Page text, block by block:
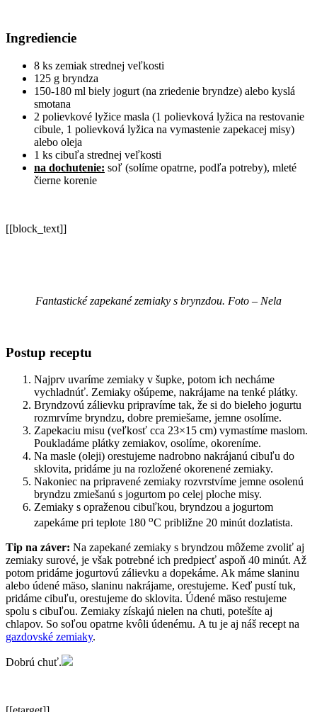
Ingrediencie
8 ks zemiak strednej veľkosti
125 g bryndza
150-180 ml biely jogurt (na zriedenie bryndze) alebo kyslá
smotana
2 polievkové lyžice masla (1 polievková lyžica na restovanie
cibule, 1 polievková lyžica na vymastenie zapekacej misy)
alebo oleja
1 ks cibuľa strednej veľkosti
na dochutenie: soľ (solíme opatrne, podľa potreby), mleté
čierne korenie
[[block_text]]
Fantastické zapekané zemiaky s brynzdou. Foto – Nela
Postup receptu
Najprv uvaríme zemiaky v šupke, potom ich necháme
vychladnúť. Zemiaky ošúpeme, nakrájame na tenké plátky.
Bryndzovú zálievku pripravíme tak, že si do bieleho jogurtu
rozmrvíme bryndzu, dobre premiešame, jemne osolíme.
Zapekaciu misu (veľkosť cca 23×15 cm) vymastíme maslom.
Poukladáme plátky zemiakov, osolíme, okoreníme.
Na masle (oleji) orestujeme nadrobno nakrájanú cibuľu do
sklovita, pridáme ju na rozložené okorenené zemiaky.
Nakoniec na pripravené zemiaky rozvrstvíme jemne osolenú
bryndzu zmiešanú s jogurtom po celej ploche misy.
Zemiaky s opraženou cibuľkou, bryndzou a jogurtom
zapekáme pri teplote 180 oC približne 20 minút dozlatista.
Tip na záver: Na zapekané zemiaky s bryndzou môžeme zvoliť aj
zemiaky surové, je však potrebné ich predpiecť aspoň 40 minút. Až
potom pridáme jogurtovú zálievku a dopekáme. Ak máme slaninu
alebo údené mäso, slaninu nakrájame, orestujeme. Keď pustí tuk,
pridáme cibuľu, orestujeme do sklovita. Údené mäso restujeme
spolu s cibuľou. Zemiaky získajú nielen na chuti, potešíte aj
chlapov. So soľou opatrne kvôli údenému. A tu je aj náš recept na
gazdovské zemiaky.
Dobrú chuť.